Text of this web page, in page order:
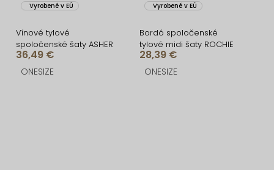
Vyrobené v EÚ
Vínové tylové
spoločenské šaty ASHER
36,49 €
ONESIZE
Vyrobené v EÚ
Bordó spoločenské
tylové midi šaty ROCHIE
28,39 €
ONESIZE